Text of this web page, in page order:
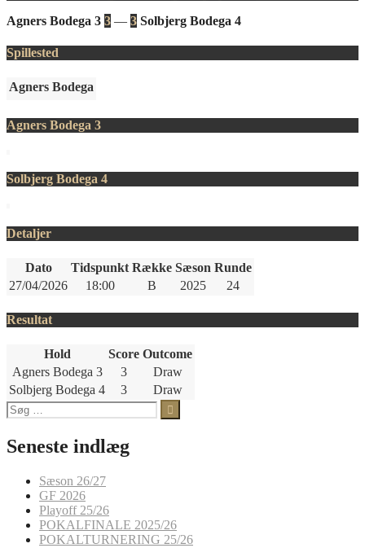
Agners Bodega 3 3 — 3 Solbjerg Bodega 4
Spillested
Agners Bodega
Agners Bodega 3
Solbjerg Bodega 4
Detaljer
Dato Tidspunkt Række Sæson Runde
27/04/2026
18:00 B 2025 24
Resultat
Hold Score Outcome
Agners Bodega 3
3
Draw
Solbjerg Bodega 4
3
Draw
Søg
efter:
Seneste indlæg
Sæson 26/27
GF 2026
Playoff 25/26
POKALFINALE 2025/26
POKALTURNERING 25/26